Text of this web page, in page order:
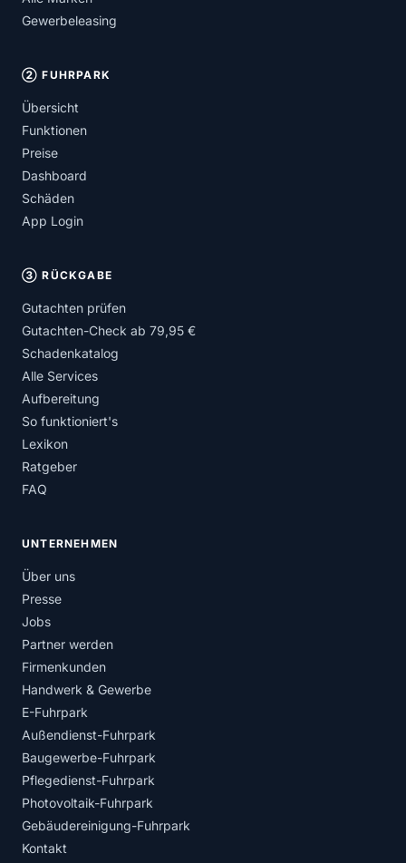
Gewerbeleasing
② FUHRPARK
Übersicht
Funktionen
Preise
Dashboard
Schäden
App Login
③ RÜCKGABE
Gutachten prüfen
Gutachten-Check ab 79,95 €
Schadenkatalog
Alle Services
Aufbereitung
So funktioniert's
Lexikon
Ratgeber
FAQ
UNTERNEHMEN
Über uns
Presse
Jobs
Partner werden
Firmenkunden
Handwerk & Gewerbe
E-Fuhrpark
Außendienst-Fuhrpark
Baugewerbe-Fuhrpark
Pflegedienst-Fuhrpark
Photovoltaik-Fuhrpark
Gebäudereinigung-Fuhrpark
Kontakt